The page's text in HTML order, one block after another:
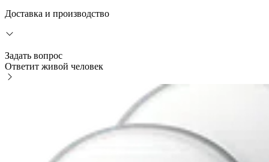
Доставка и производство
Задать вопрос
Ответит живой человек